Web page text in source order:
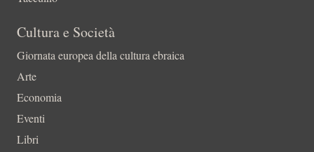
Cultura e Società
Giornata europea della cultura ebraica
Arte
Economia
Eventi
Libri